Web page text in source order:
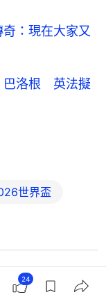
：現在大家又
巴洛根 英法擬
世界盃
24